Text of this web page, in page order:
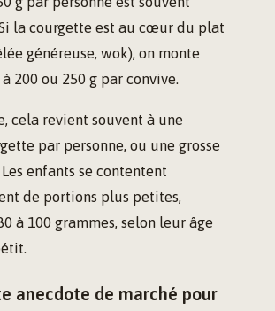
la courgette est au cœur du plat
généreuse, wok), on monte
200 ou 250 g par convive.
cela revient souvent à une
par personne, ou une grosse
enfants se contentent
de portions plus petites,
à 100 grammes, selon leur âge
anecdote de marché pour